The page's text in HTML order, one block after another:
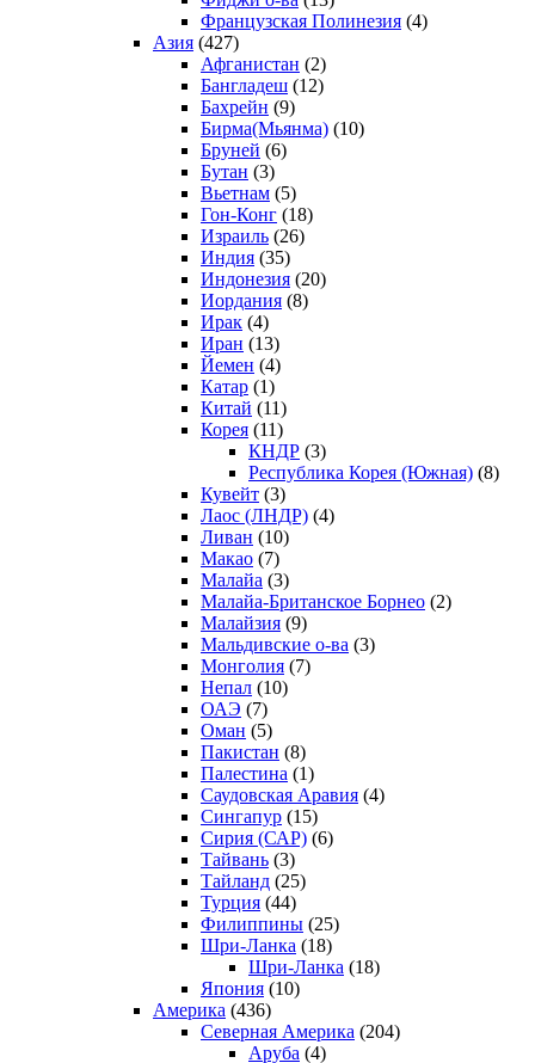
Французская Полинезия (4)
Азия (427)
Афганистан (2)
Бангладеш (12)
Бахрейн (9)
Бирма(Мьянма) (10)
Бруней (6)
Бутан (3)
Вьетнам (5)
Гон-Конг (18)
Израиль (26)
Индия (35)
Индонезия (20)
Иордания (8)
Ирак (4)
Иран (13)
Йемен (4)
Катар (1)
Китай (11)
Корея (11)
КНДР (3)
Республика Корея (Южная) (8)
Кувейт (3)
Лаос (ЛНДР) (4)
Ливан (10)
Макао (7)
Малайа (3)
Малайа-Британское Борнео (2)
Малайзия (9)
Мальдивские о-ва (3)
Монголия (7)
Непал (10)
ОАЭ (7)
Оман (5)
Пакистан (8)
Палестина (1)
Саудовская Аравия (4)
Сингапур (15)
Сирия (САР) (6)
Тайвань (3)
Тайланд (25)
Турция (44)
Филиппины (25)
Шри-Ланка (18)
Шри-Ланка (18)
Япония (10)
Америка (436)
Северная Америка (204)
Аруба (4)